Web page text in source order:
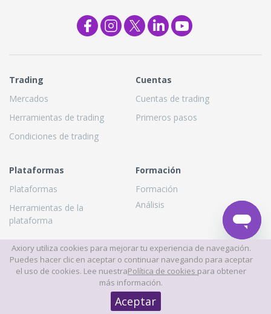
Trading
Mercados
Herramientas de trading
Condiciones de trading
Cuentas
Cuentas de trading
Primeros pasos
Plataformas
Plataformas
Herramientas de la
plataforma
Formación
Formación
Análisis
Sobre nosotros
Asociaciones
Socios
Axiory utiliza cookies para mejorar tu experiencia de navegación.
Puedes hacer clic en aceptar o continuar navegando para aceptar
el uso de cookies. Lee nuestraPolítica de cookies para obtener
más información.
Aceptar